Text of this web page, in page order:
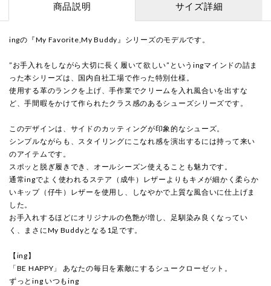
商品説明 サイズ詳細
ingの『My Favorite,My Buddy』シリーズのモデルです。
”お手入れをしながら大切に長く履いて欲しい”というingマインドの詰ま
った本シリーズは、国内自社工場で作った特別仕様。
使用する革のランクを上げ、手作業でクリームを入れ風合いを出すな
ど、手間暇をかけて作られたクラス感のあるシューズシリーズです。
このデザインは、サイドのカッティングが印象的なシューズ。
シンプルながらも、スタイリングにこなれ感を演出するには持って来い
のアイテムです。
スポッと脱ぎ履きでき、オールシーズン使えることも魅力です。
通常ingでよく使われるステア（成牛）レザーよりもキメが細かく柔らか
いキップ（仔牛）レザーを使用し、しなやかで上質な風合いに仕上げま
した。
お手入れするほどにオリジナルの色艶が増し、足馴染み良くなってい
く、まさにMy Buddyとなる1足です。
【ing】
「BE HAPPY」 あなたの毎日を素敵にするシュークローゼット。
ずっとing いつもing